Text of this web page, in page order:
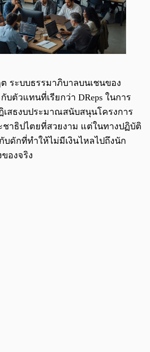
ระบบธรรมาภิบาลบนเชนของ
บตัวแทนที่เรียกว่า DReps ในการ
สธงบประมาณสนับสนุนโครงการ
ชาธิปไตยที่สวยงาม แต่ในทางปฏิบัติ
บดักที่ทำให้ไม่มีเงินไหลไปถึงนัก
องจริง